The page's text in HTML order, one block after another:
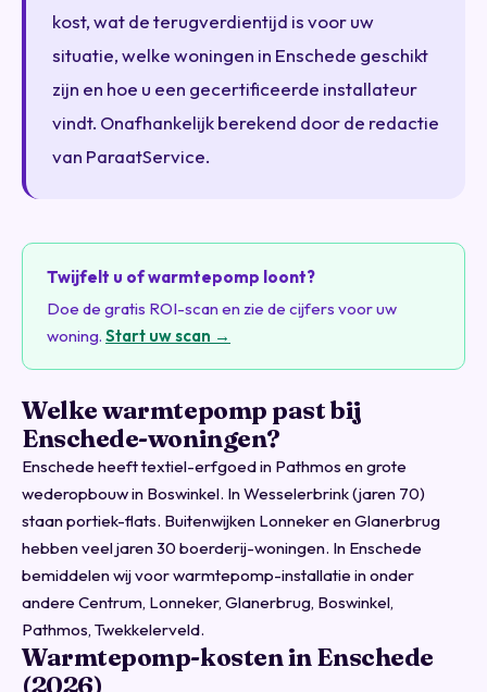
kost, wat de terugverdientijd is voor uw
situatie, welke woningen in Enschede geschikt
zijn en hoe u een gecertificeerde installateur
vindt. Onafhankelijk berekend door de redactie
van ParaatService.
Twijfelt u of warmtepomp loont?
Doe de gratis ROI-scan en zie de cijfers voor uw
woning. Start uw scan →
Welke warmtepomp past bij
Enschede-woningen?
Enschede heeft textiel-erfgoed in Pathmos en grote
wederopbouw in Boswinkel. In Wesselerbrink (jaren 70)
staan portiek-flats. Buitenwijken Lonneker en Glanerbrug
hebben veel jaren 30 boerderij-woningen. In Enschede
bemiddelen wij voor warmtepomp-installatie in onder
andere Centrum, Lonneker, Glanerbrug, Boswinkel,
Pathmos, Twekkelerveld.
Warmtepomp-kosten in Enschede
(2026)